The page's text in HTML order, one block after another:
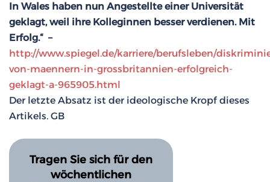
In Wales haben nun Angestellte einer Universität
geklagt, weil ihre Kolleginnen besser verdienen. Mit
Erfolg.“ –
http://www.spiegel.de/karriere/berufsleben/
von-maennern-in-grossbritannien-erfolgreich-
geklagt-a-965905.html
Der letzte Absatz ist der ideologische Kropf dieses
Artikels. GB
Tragen Sie sich für den
wöchentlichen